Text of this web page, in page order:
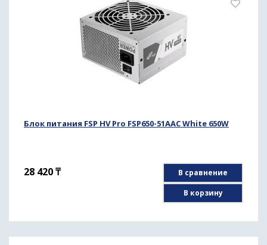
Блок питания FSP HV Pro FSP650-51AAC White 650W
28 420₸
В сравнение
В корзину